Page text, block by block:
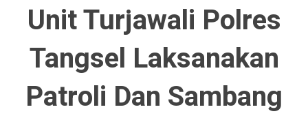
Unit Turjawali Polres
Tangsel Laksanakan
Patroli Dan Sambang